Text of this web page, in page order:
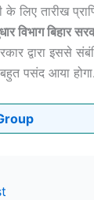
के लिए तारीख
विभाग बिहार
द्वारा इससे
पसंद आया